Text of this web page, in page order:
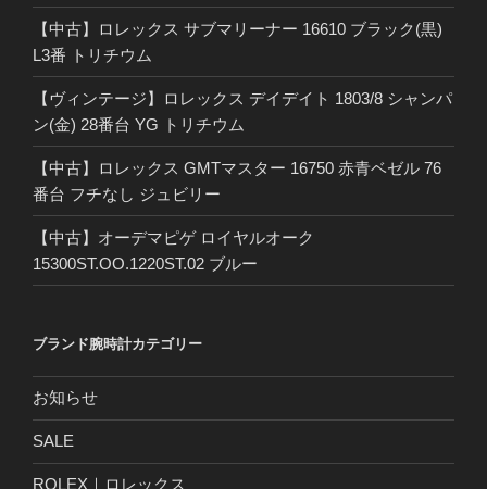
【中古】ロレックス サブマリーナー 16610 ブラック(黒)
L3番 トリチウム
【ヴィンテージ】ロレックス デイデイト 1803/8 シャンパ
ン(金) 28番台 YG トリチウム
【中古】ロレックス GMTマスター 16750 赤青ベゼル 76
番台 フチなし ジュビリー
【中古】オーデマピゲ ロイヤルオーク
15300ST.OO.1220ST.02 ブルー
ブランド腕時計カテゴリー
お知らせ
SALE
ROLEX｜ロレックス